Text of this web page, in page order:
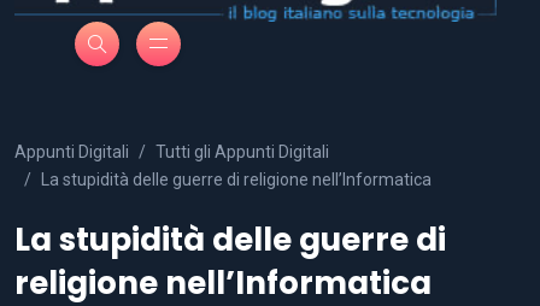
Appunti Digitali
Tutti gli Appunti Digitali
La stupidità delle guerre di religione nell’Informatica
La stupidità delle guerre di
religione nell’Informatica